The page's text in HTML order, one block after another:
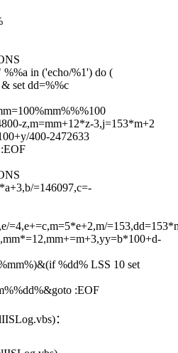
in ('echo/%1') do (
set dd=%%c
z,m=mm+12*z-3,j=153*m+2
400-2472633
=146097,c=-
=4,e+=c,m=5*e+2,m/
%dd% LSS 10 set
:EOF
：